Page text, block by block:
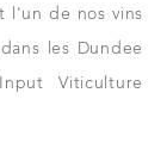
l'un de nos vins
les Dundee
Viticulture